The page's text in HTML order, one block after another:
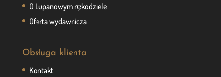
O Lupanowym rękodziele
Oferta wydawnicza
Obsługa klienta
Kontakt